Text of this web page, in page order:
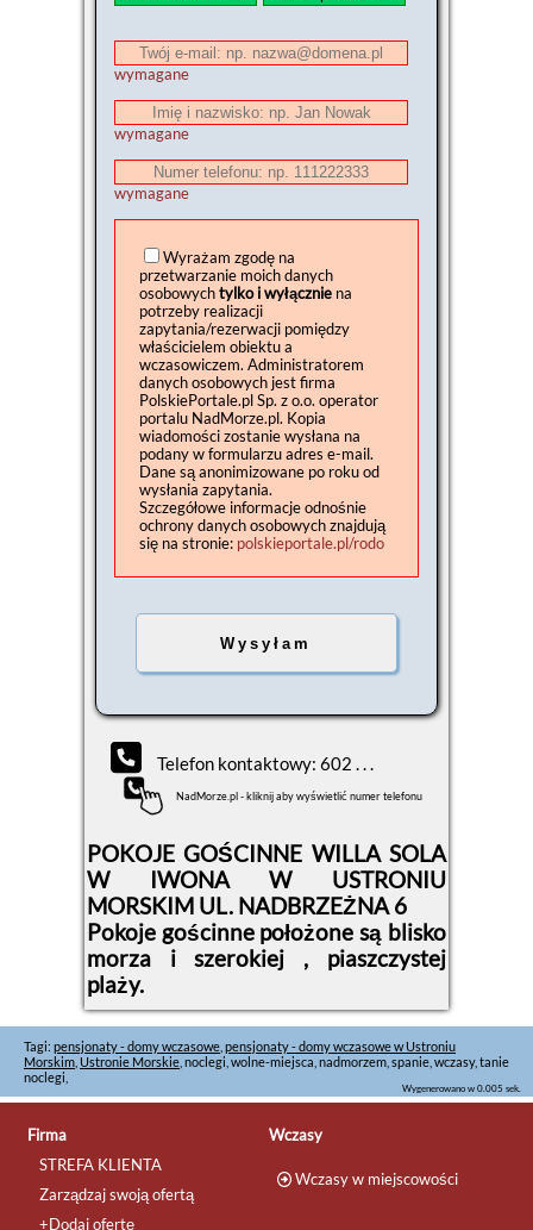
wymagane
wymagane
wymagane
Wyrażam zgodę na
przetwarzanie moich danych
osobowychtylko i wyłącznie na
potrzeby realizacji
zapytania/rezerwacji pomiędzy
właścicielem obiektu a
wczasowiczem. Administratorem
danych osobowych jest firma
PolskiePortale.pl Sp. z o.o. operator
portalu NadMorze.pl. Kopia
wiadomości zostanie wysłana na
podany w formularzu adres e-mail.
Dane są anonimizowane po roku od
wysłania zapytania.
Szczegółowe informacje odnośnie
ochrony danych osobowych znajdują
się na stronie: polskieportale.pl/rodo
Telefon kontaktowy: 602 . . .
NadMorze.pl - kliknij aby wyświetlić numer telefonu
POKOJE GOŚCINNE WILLA SOLA
W IWONA W USTRONIU
MORSKIM UL. NADBRZEŻNA 6
Pokoje gościnne położone są blisko
morza i szerokiej , piaszczystej
plaży.
Tagi: pensjonaty - domy wczasowe pensjonaty - domy wczasowe w Ustroniu
Morskim Ustronie Morskie , noclegi, wolne-miejsca, nadmorzem, spanie, wczasy, tanie
noclegi,
Wygenerowano w 0.005 sek.
Firma
STREFA KLIENTA
Zarządzaj swoją ofertą
+Dodaj ofertę
Wczasy
Wczasy w miejscowości